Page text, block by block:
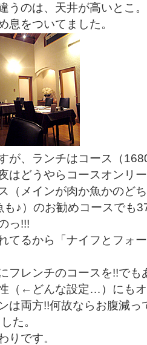
うのは、天井が高いとこ
息をついてました。
が、ランチはコース（
はどうやらコースオンリ
（メインが肉か魚かのど
も♪）のお勧めコースでも
っ!!!
てるから「ナイフとフォ
フレンチのコースを!!でも
（←どんな設定…）にも
は両方!!何故ならお腹減っ
た。
りです。